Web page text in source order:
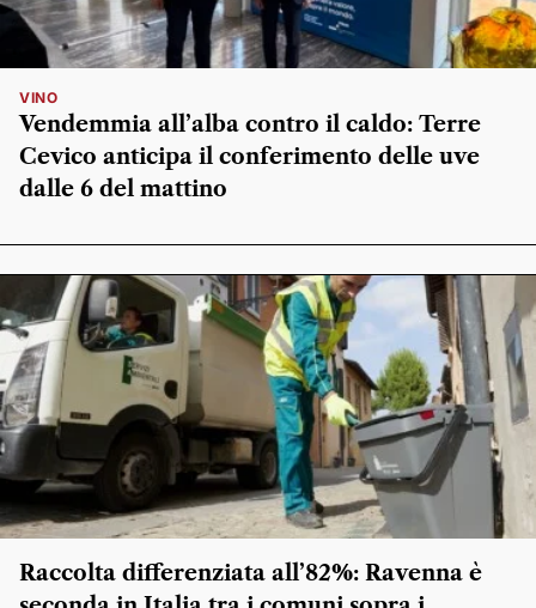
VINO
Vendemmia all’alba contro il caldo: Terre
Cevico anticipa il conferimento delle uve
dalle 6 del mattino
Raccolta differenziata all’82%: Ravenna è